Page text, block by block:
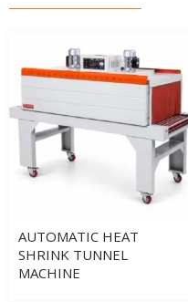
AUTOMATIC HEAT
SHRINK TUNNEL
MACHINE